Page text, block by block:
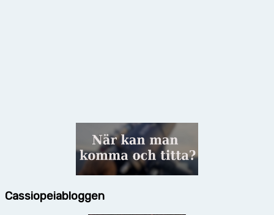
Cassiopeiabloggen